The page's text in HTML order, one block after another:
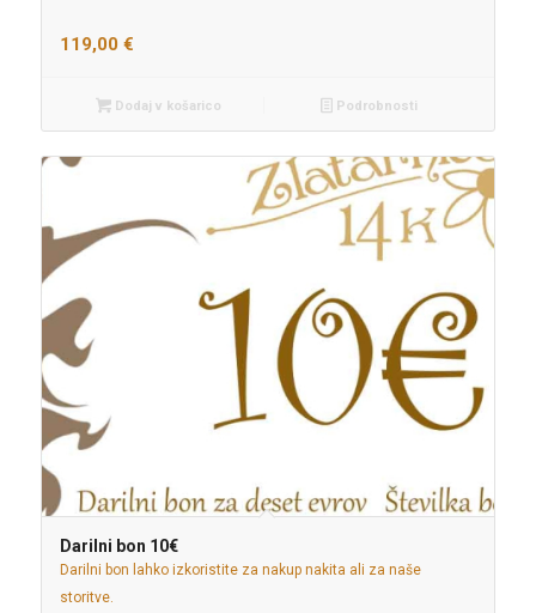
119,00 €
Dodaj v košarico Podrobnosti
Darilni bon 10€
Darilni bon lahko izkoristite za nakup nakita ali za naše
storitve.